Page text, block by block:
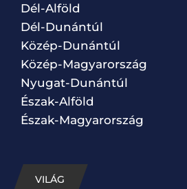
Dél-Alföld
Dél-Dunántúl
Közép-Dunántúl
Közép-Magyarország
Nyugat-Dunántúl
Észak-Alföld
Észak-Magyarország
VILÁG